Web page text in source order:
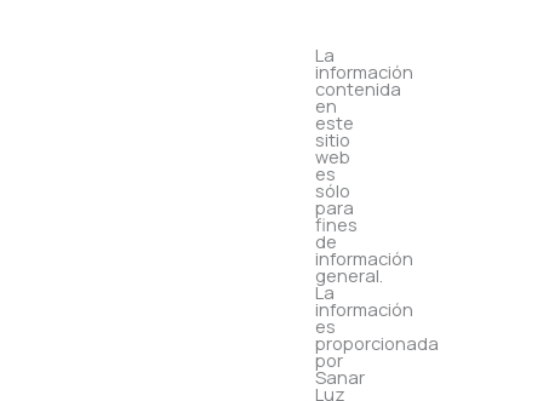
La
información
contenida
en
este
sitio
web
es
sólo
para
fines
de
información
general.
La
información
es
proporcionada
por
Sanar
Luz